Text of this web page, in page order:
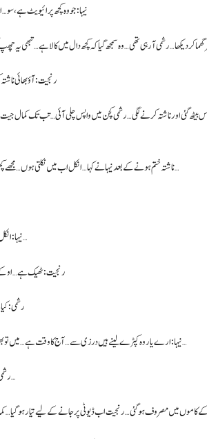
نیہا: جو وہ کچھ پرائیویٹ ہے،
کر دیکھا… رشمی آ رہی تھی… وہ سمجھ گیا کہ کچھ دال میں کالا ہے… تبھی یہ
رنجیت: آؤ بھائی
بیٹھ گئی اور ناشتہ کرنے لگی… رشمی کچن میں واپس چلی آئی… تب تک کمال
ناشتہ ختم ہونے کے بعد نیہا نے کہا… انکل اب میں نکلتی ہوں… مجھے کچھ کام ہے… گھر کے لیے شاپنگ کرنی تھی…
نیہا: انکل اس کے لیے میں 3 بجے آ جاؤں گی… پلیز…
رنجیت: ٹھیک ہے…
رشمی:
نیہا: ارے یار وہ کپڑے لینے ہیں درزی سے… آج کا وقت ہے… میں تو بھول ہی گئی… پیر کو پارٹی میں کیا پہنیں گے…
رشمی: ہاں… ارے مجھے بھی تو تیاری کرنی ہے…